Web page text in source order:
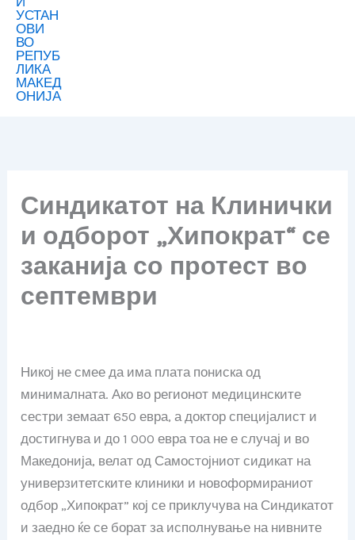
Синдикатот на Клинички
и одборот „Хипократ“ се
заканија со протест во
септември
Никој не смее да има плата пониска од
минималната. Ако во регионот медицинските
сестри земаат 650 евра, а доктор специјалист и
достигнува и до 1 000 евра тоа не е случај и во
Македонија, велат од Самостојниот сидикат на
универзитетските клиники и новоформираниот
одбор „Хипократ” кој се приклучува на Синдикатот
и заедно ќе се борат за исполнување на нивните